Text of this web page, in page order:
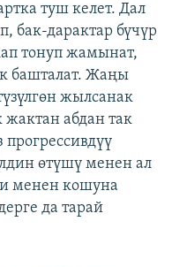
туш келет. Дал
бак-дарактар бүчүр
тонуп жамынат,
башталат. Жаңы
жылсанак
абдан так
өтүшү менен ал
менен кошуна
да тарай